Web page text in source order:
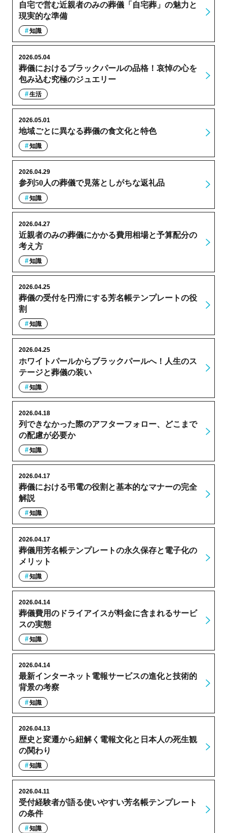
自宅で営む近親者のみの葬儀「自宅葬」の魅力と
現実的な準備
知識
葬儀におけるブラックパールの品格！哀悼の心を
包み込む究極のジュエリー
2026.05.04
生活
地域ごとに異なる葬儀の食文化と特色
2026.05.01
知識
参列50人の葬儀で見落としがちな返礼品
2026.04.29
知識
近親者のみの葬儀にかかる費用相場と予算配分の
考え方
2026.04.27
知識
葬儀の受付を円滑にする芳名帳テンプレートの役
割
2026.04.25
知識
ホワイトパールからブラックパールへ！人生のス
テージと葬儀の装い
2026.04.25
知識
列できなかった際のアフターフォロー、どこまで
の配慮が必要か
2026.04.18
知識
葬儀における弔電の役割と基本的なマナーの完全
解説
2026.04.17
知識
葬儀用芳名帳テンプレートの永久保存と電子化の
メリット
2026.04.17
知識
葬儀費用のドライアイスが料金に含まれるサービ
スの実態
2026.04.14
知識
最新インターネット電報サービスの進化と技術的
背景の考察
2026.04.14
知識
歴史と変遷から紐解く電報文化と日本人の死生観
の関わり
2026.04.13
知識
受付経験者が語る使いやすい芳名帳テンプレート
の条件
2026.04.11
知識